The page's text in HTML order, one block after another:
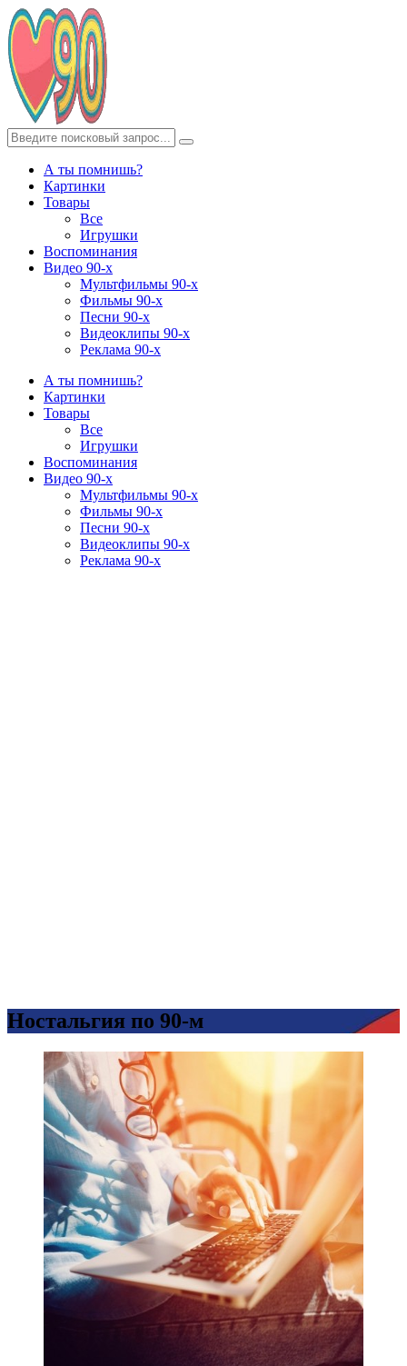
А ты помнишь?
Картинки
Товары
Все
Игрушки
Воспоминания
Видео 90-х
Мультфильмы 90-х
Фильмы 90-х
Песни 90-х
Видеоклипы 90-х
Реклама 90-х
А ты помнишь?
Картинки
Товары
Все
Игрушки
Воспоминания
Видео 90-х
Мультфильмы 90-х
Фильмы 90-х
Песни 90-х
Видеоклипы 90-х
Реклама 90-х
Ностальгия по 90-м
Записи
блога